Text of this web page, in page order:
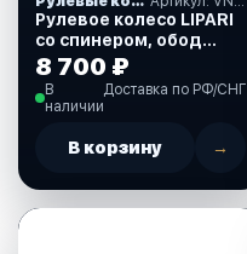
Рулевое колесо LIPARI
со спинером, обод
белый, спицы
серебяные, д. 280 мм.
(VN828050-08)
8 700 ₽
В
наличии
Доставка по РФ/СНГ
В корзину →